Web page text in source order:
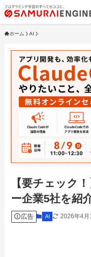
ホーム AI
【要チェック
ー企業5社を紹
広告 AI 2026年4月